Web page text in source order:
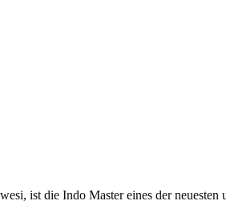
ist die Indo Master eines der